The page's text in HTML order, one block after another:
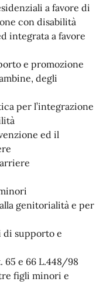
a favore di
con disabilità
integrata a favore
e promozione
degli
per l’integrazione
ed il
genitorialità e per
di supporto e
65 e 66 L.448/98
figli minori e